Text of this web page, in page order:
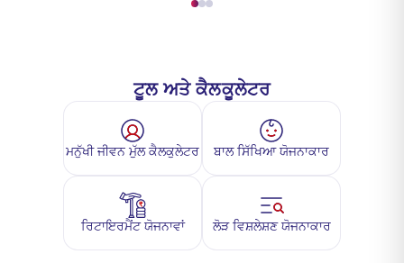
ਟੂਲ ਅਤੇ ਕੈਲਕੂਲੇਟਰ
ਮਨੁੱਖੀ ਜੀਵਨ ਮੁੱਲ ਕੈਲਕੁਲੇਟਰ ਬਾਲ ਸਿੱਖਿਆ ਯੋਜਨਾਕਾਰ
ਰਿਟਾਇਰਮੈਂਟ ਯੋਜਨਾਵਾਂ ਲੋੜ ਵਿਸ਼ਲੇਸ਼ਣ ਯੋਜਨਾਕਾਰ